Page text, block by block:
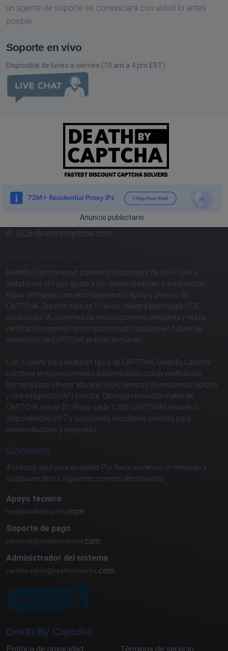
un agente de soporte se comunicará con usted lo antes
posible.
Soporte en vivo
Disponible de lunes a viernes (10 am a 4 pm EST)
Anuncio publicitario
© 2026 deathbycaptcha.com
DeathByCaptcha es un potente solucionador de CAPTCHA y
plataforma API que ayuda a los desarrolladores a automatizar
flujos de trabajo con reconocimiento rápido y preciso de
CAPTCHA. Durante más de 17 años, nuestra tecnología OCR
asistida por IA, sistemas de reconocimiento inteligente y red de
verificación experta han proporcionado soluciones fiables de
resolución de CAPTCHA en todo el mundo.
Con soporte para múltiples tipos de CAPTCHA, DeathByCaptcha
combina el reconocimiento automatizado con la verificación
humana para ofrecer alta precisión, tiempos de respuesta rápidos
y una integración API sencilla. Obtenga resolución fiable de
CAPTCHA desde $1.39 por cada 1,000 CAPTCHAs resueltos,
disponibilidad 24/7 y soluciones escalables creadas para
desarrolladores y empresas.
Contacto
¡Estamos aquí para ayudarte! Por favor envíenos un mensaje a
cualquiera de los siguientes correos electrónicos:
Apoyo técnico
com
Soporte de pago
com
Administrador del sistema
com
Death By Captcha